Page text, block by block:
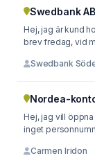
Swedbank
Hej, jag är kund
brev fredag, vid
Swedbank
Nordea-
Hej, jag vill
inget
Carmen Iridon